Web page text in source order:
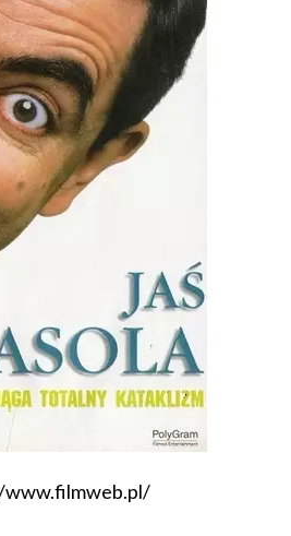
www.filmweb.pl/